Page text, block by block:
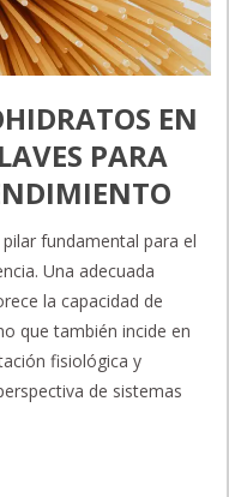
EN
PARA
fundamental para el
Una adecuada
la capacidad de
que también incide en
fisiológica y
de sistemas